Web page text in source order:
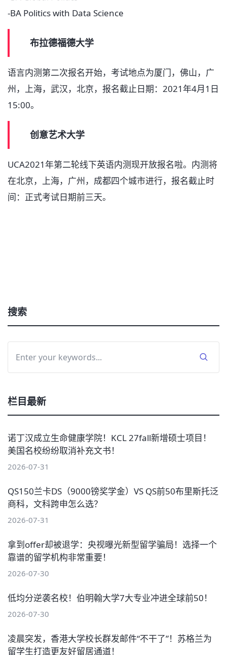
-BA Politics with Data Science
布拉德福德大学
语言内测第二次报名开始，考试地点为厦门，佛山，广
州，上海，武汉，北京，报名截止日期：2021年4月1日
15:00。
创意艺术大学
UCA2021年第二轮线下英语内测现开放报名啦。内测将
在北京，上海，广州，成都四个城市进行，报名截止时
间：正式考试日期前三天。
搜索
栏目最新
诺丁汉成立生命健康学院！KCL 27fall新增硕士项目！
美国名校纷纷取消补充文书！
2026-07-31
QS150兰卡DS（9000镑奖学金）VS QS前50布里斯托泛
商科，文科跨申怎么选？
2026-07-31
拿到offer却被退学：央视曝光新型留学骗局！选择一个
靠谱的留学机构非常重要！
2026-07-30
低均分逆袭名校！伯明翰大学7大专业冲进全球前50！
2026-07-30
凌晨突发，香港大学校长群发邮件“不干了”！苏格兰为
留学生打造更友好留居通道！